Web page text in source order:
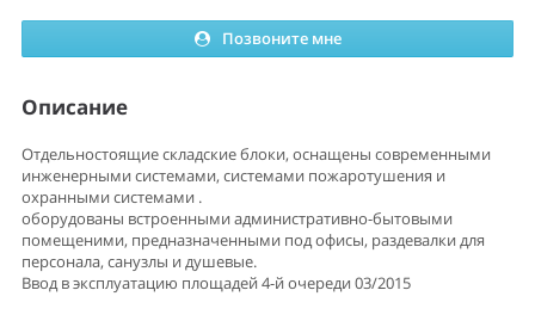
Позвоните мне
Описание
Отдельностоящие складские блоки, оснащены современными
инженерными системами, системами пожаротушения и
охранными системами .
оборудованы встроенными административно-бытовыми
помещеними, предназначенными под офисы, раздевалки для
персонала, санузлы и душевые.
Ввод в эксплуатацию площадей 4-й очереди 03/2015